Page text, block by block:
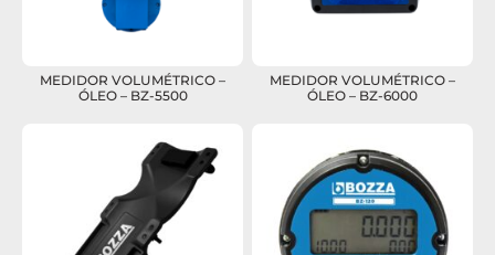
MEDIDOR VOLUMÉTRICO –
ÓLEO – BZ-5500
MEDIDOR VOLUMÉTRICO –
ÓLEO – BZ-6000